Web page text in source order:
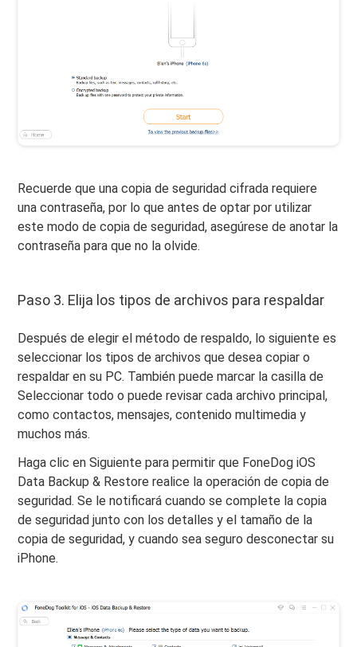
Recuerde que una copia de seguridad cifrada requiere
una contraseña, por lo que antes de optar por utilizar
este modo de copia de seguridad, asegúrese de anotar la
contraseña para que no la olvide.
Paso 3. Elija los tipos de archivos para respaldar
Después de elegir el método de respaldo, lo siguiente es
seleccionar los tipos de archivos que desea copiar o
respaldar en su PC. También puede marcar la casilla de
Seleccionar todo o puede revisar cada archivo principal,
como contactos, mensajes, contenido multimedia y
muchos más.
Haga clic en Siguiente para permitir que FoneDog iOS
Data Backup & Restore realice la operación de copia de
seguridad. Se le notificará cuando se complete la copia
de seguridad junto con los detalles y el tamaño de la
copia de seguridad, y cuando sea seguro desconectar su
iPhone.